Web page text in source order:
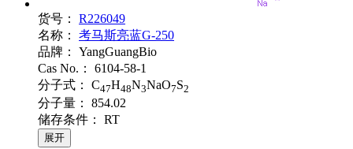
货号：
R226049
名称：
考马斯亮蓝G-250
品牌：
YangGuangBio
Cas No.：
6104-58-1
分子式：
C47H48N3NaO7S2
分子量：
854.02
储存条件：
RT
展开